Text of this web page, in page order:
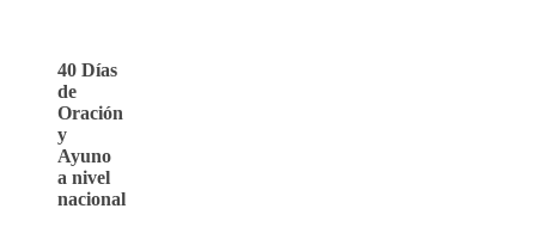
40 Días
de
Oración
y
Ayuno
a nivel
nacional